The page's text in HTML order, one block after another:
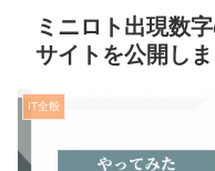
ミニロト出現数
サイトを公開し
IT全般